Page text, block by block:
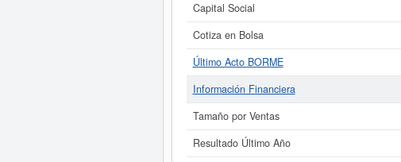
Capital Social
Cotiza en Bolsa
Último Acto BORME
Información Financiera
Tamaño por Ventas
Resultado Último Año